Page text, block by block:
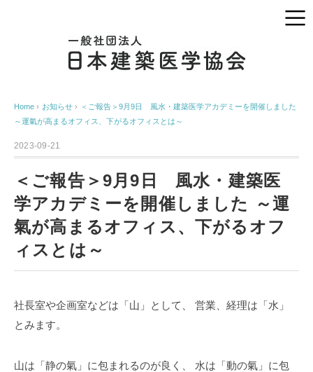
Home › お知らせ ›
＜ご報告＞9月9日 風水・建築医学アカデミーを開催しました
～運氣が高まるオフィス、下がるオフィスとは～
2023-09-21
＜ご報告＞9月9日 風水・建築医
学アカデミーを開催しました ～運
氣が高まるオフィス、下がるオフ
ィスとは～
社長室や企画室などは「山」として、
営業、経理は「水」
とみます。
山は「静の氣」に包まれるのが良く、
水は「動の氣」に包